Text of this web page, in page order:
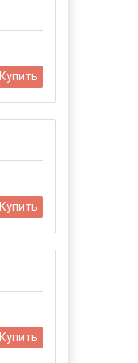
Купить
Купить
Купить